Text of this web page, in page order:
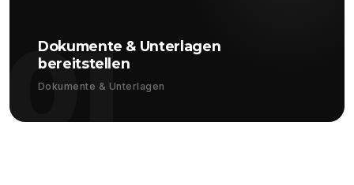
01
Dokumente & Unterlagen
bereitstellen
Dokumente & Unterlagen